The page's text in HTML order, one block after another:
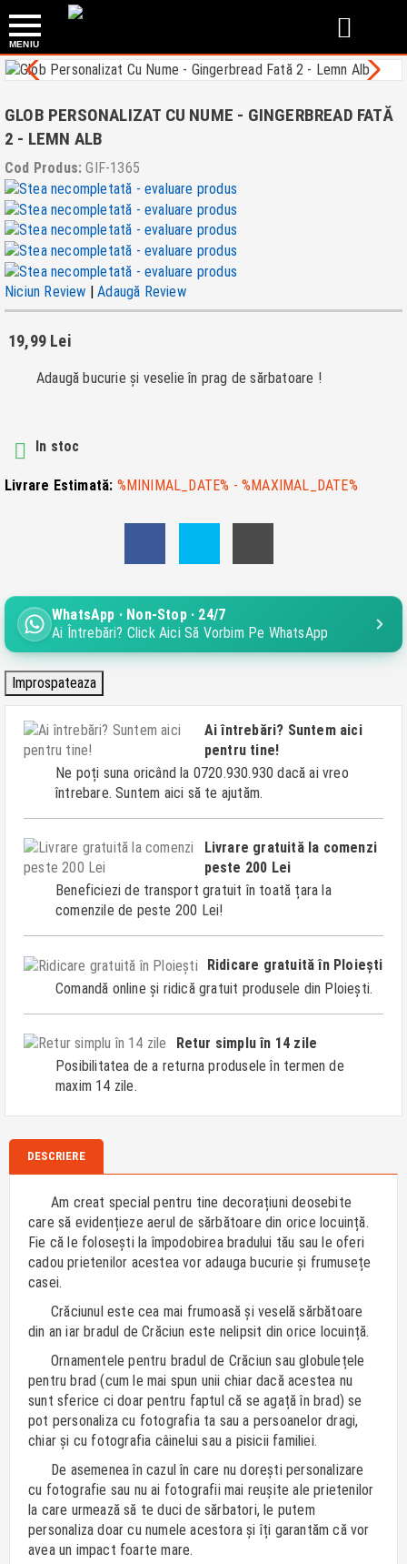


GLOB PERSONALIZAT CU NUME - GINGERBREAD FATĂ
2 - LEMN ALB
Cod Produs: GIF-1365
Niciun Review |Adaugă Review
19,99 Lei
Adaugă bucurie și veselie în prag de sărbatoare !
 In stoc
Livrare Estimată: %MINIMAL_DATE% - %MAXIMAL_DATE%
WhatsApp · Non-Stop · 24/7
Ai Întrebări? Click Aici Să Vorbim Pe WhatsApp
Ai întrebări? Suntem aici
pentru tine!
Ne poți suna oricând la 0720.930.930 dacă ai vreo
întrebare. Suntem aici să te ajutăm.
Livrare gratuită la comenzi
peste 200 Lei
Beneficiezi de transport gratuit în toată țara la
comenzile de peste 200 Lei!
Ridicare gratuită în Ploiești
Comandă online și ridică gratuit produsele din Ploiești.
Retur simplu în 14 zile
Posibilitatea de a returna produsele în termen de
maxim 14 zile.
DESCRIERE
Am creat special pentru tine decorațiuni deosebite
care să evidențieze aerul de sărbătoare din orice locuință.
Fie că le folosești la împodobirea bradului tău sau le oferi
cadou prietenilor acestea vor adauga bucurie și frumusețe
casei.
Crăciunul este cea mai frumoasă și veselă sărbătoare
din an iar bradul de Crăciun este nelipsit din orice locuință.
Ornamentele pentru bradul de Crăciun sau globulețele
pentru brad (cum le mai spun unii chiar dacă acestea nu
sunt sferice ci doar pentru faptul că se agață în brad) se
pot personaliza cu fotografia ta sau a persoanelor dragi,
chiar și cu fotografia câinelui sau a pisicii familiei.
De asemenea în cazul în care nu dorești personalizare
cu fotografie sau nu ai fotografii mai reușite ale prietenilor
la care urmează să te duci de sărbatori, le putem
personaliza doar cu numele acestora și îți garantăm că vor
avea un impact foarte mare.